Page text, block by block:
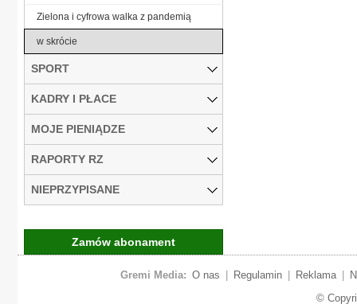
Zielona i cyfrowa walka z pandemią
w skrócie
SPORT
KADRY I PŁACE
MOJE PIENIĄDZE
RAPORTY RZ
NIEPRZYPISANE
Zamów abonament
Gremi Media: O nas Regulamin Reklama
©